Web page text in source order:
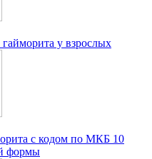
у взрослых
с кодом по МКБ 10
формы